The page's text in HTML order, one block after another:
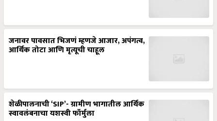
जनावर पावसात भिजणं म्हणजे आजार, अपंगत्व,
आर्थिक तोटा आणि मृत्यूची चाहूल
शेळीपालनाची ‘SIP’- ग्रामीण भागातील आर्थिक
स्वावलंबनाचा यशस्वी फॉर्मुला